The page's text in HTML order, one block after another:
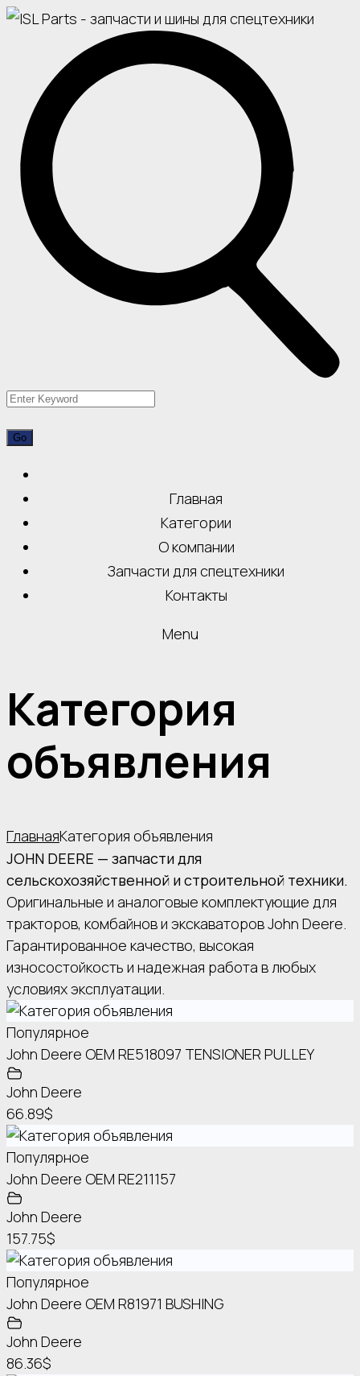
Главная
Категории
О компании
Запчасти для спецтехники
Контакты
Menu
Категория
объявления
ГлавнаяКатегория объявления
JOHN DEERE — запчасти для
сельскохозяйственной и строительной техники.
Оригинальные и аналоговые комплектующие для
тракторов, комбайнов и экскаваторов John Deere.
Гарантированное качество, высокая
износостойкость и надежная работа в любых
условиях эксплуатации.
Популярное
John Deere OEM RE518097 TENSIONER PULLEY
John Deere
66.89$
Популярное
John Deere OEM RE211157
John Deere
157.75$
Популярное
John Deere OEM R81971 BUSHING
John Deere
86.36$